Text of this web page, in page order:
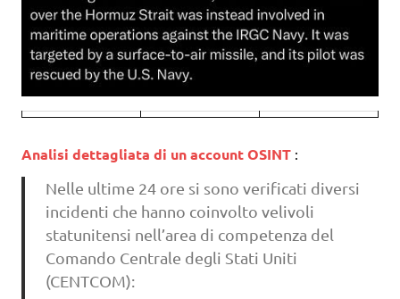
Analisi dettagliata di un account OSINT :
Nelle ultime 24 ore si sono verificati diversi
incidenti che hanno coinvolto velivoli
statunitensi nell’area di competenza del
Comando Centrale degli Stati Uniti
(CENTCOM):